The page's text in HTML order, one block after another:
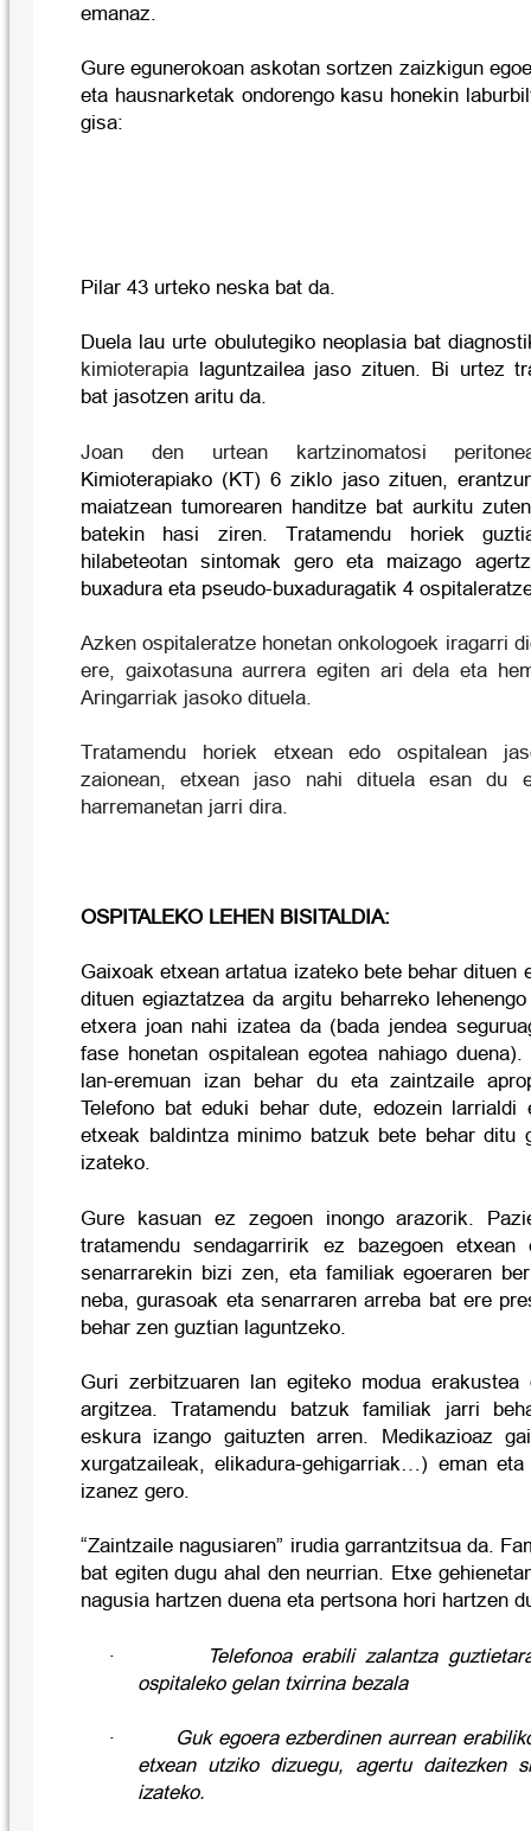
emanaz.
Gure egunerokoan askotan sortzen zaizkigun
eta hausnarketak ondorengo kasu honekin
gisa:
Pilar 43 urteko neska bat da.
Duela lau urte obulutegiko neoplasia bat
kimioterapia laguntzailea jaso zituen. Bi urtez
bat jasotzen aritu da.
Joan den urtean kartzinomatosi
Kimioterapiako (KT) 6 ziklo jaso zituen,
maiatzean tumorearen handitze bat aurkitu
batekin hasi ziren. Tratamendu horiek
hilabeteotan sintomak gero eta maizago
buxadura eta pseudo-buxaduragatik 4
Azken ospitaleratze honetan onkologoek iragarri
ere, gaixotasuna aurrera egiten ari dela eta
Aringarriak jasoko dituela.
Tratamendu horiek etxean edo ospitalean
zaionean, etxean jaso nahi dituela esan du
harremanetan jarri dira.
OSPITALEKO LEHEN BISITALDIA:
Gaixoak etxean artatua izateko bete behar dituen
dituen egiaztatzea da argitu beharreko
etxera joan nahi izatea da (bada jendea
fase honetan ospitalean egotea nahiago
lan-eremuan izan behar du eta zaintzaile
Telefono bat eduki behar dute, edozein larrialdi
etxeak baldintza minimo batzuk bete behar ditu
izateko.
Gure kasuan ez zegoen inongo arazorik.
tratamendu sendagarririk ez bazegoen
senarrarekin bizi zen, eta familiak egoeraren
neba, gurasoak eta senarraren arreba bat ere
behar zen guztian laguntzeko.
Guri zerbitzuaren lan egiteko modua erakustea
argitzea. Tratamendu batzuk familiak jarri
eskura izango gaituzten arren. Medikazioaz
xurgatzaileak, elikadura-gehigarriak…) eman
izanez gero.
“Zaintzaile nagusiaren” irudia garrantzitsua da.
bat egiten dugu ahal den neurrian. Etxe
nagusia hartzen duena eta pertsona hori hartzen
·
Telefonoa erabili zalantza
ospitaleko gelan txirrina bezala
·
Guk egoera ezberdinen aurrean
etxean utziko dizuegu, agertu daitezken
izateko.